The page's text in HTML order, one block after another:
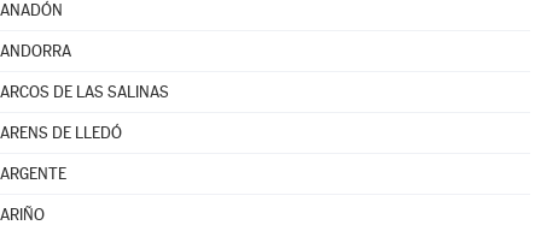
ANADÓN
ANDORRA
ARCOS DE LAS SALINAS
ARENS DE LLEDÓ
ARGENTE
ARIÑO